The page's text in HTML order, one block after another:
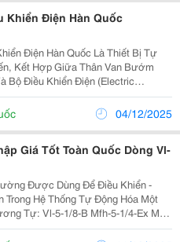
Khiển Điện Hàn Quốc
Điện Hàn Quốc Là Thiết Bị Tự
Kết Hợp Giữa Thân Van Bướm
Bộ Điều Khiển Điện (Electric
Xuất Tại Hàn Quốc. Dòng Van Này
Rãi Nhờ Khả Năng Vận Hành
04/12/2025
Giá Tốt Toàn Quốc Dòng Vl-
Được Dùng Để Điều Khiển -
Hệ Thống Tự Động Hóa Một
5-1/4-Ex Mfh-
Ex Vl-5-3/8-B-Ex Mfh-5-1/8-S Mfh-5-